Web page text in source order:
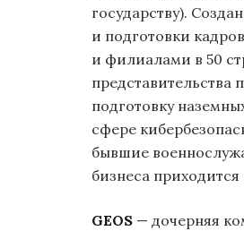
государству).
и подготовки
и филиалами в 50
подготовку
сфере
бывшие
бизнеса
GEOS — дочерняя